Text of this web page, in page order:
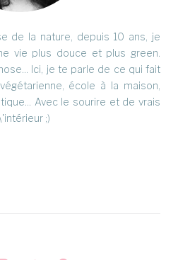
de la nature, depuis 10 ans, je
vie plus douce et plus green.
Ici, je te parle de ce qui fait
école à la maison,
Avec le sourire et de vrais
;)